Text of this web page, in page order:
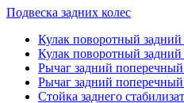
Подвеска задних колес
Кулак поворотный
Кулак поворотный
Рычаг задний
Рычаг задний
Стойка заднего